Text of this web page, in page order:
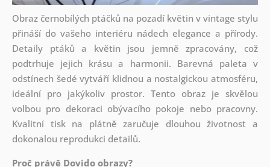
Obraz černobílých ptáčků na pozadí květin v vintage stylu
přináší do vašeho interiéru nádech elegance a přírody.
Detaily ptáků a květin jsou jemně zpracovány, což
podtrhuje jejich krásu a harmonii. Barevná paleta v
odstínech šedé vytváří klidnou a nostalgickou atmosféru,
ideální pro jakýkoliv prostor. Tento obraz je skvělou
volbou pro dekoraci obývacího pokoje nebo pracovny.
Kvalitní tisk na plátně zaručuje dlouhou životnost a
dokonalou reprodukci detailů.
Proč právě Dovido obrazy?